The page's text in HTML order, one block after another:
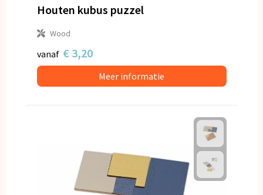
Houten kubus puzzel
Wood
vanaf € 3,20
Meer informatie